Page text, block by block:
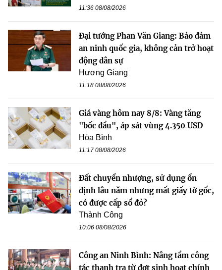
11:36 08/08/2026
Đại tướng Phan Văn Giang: Bảo đảm
an ninh quốc gia, không cản trở hoạt
động dân sự
Hương Giang
11:18 08/08/2026
Giá vàng hôm nay 8/8: Vàng tăng
"bốc đầu", áp sát vùng 4.350 USD
Hòa Bình
11:17 08/08/2026
Đất chuyển nhượng, sử dụng ổn
định lâu năm nhưng mất giấy tờ gốc,
có được cấp sổ đỏ?
Thành Công
10:06 08/08/2026
Công an Ninh Bình: Nâng tầm công
tác thanh tra từ đợt sinh hoạt chính